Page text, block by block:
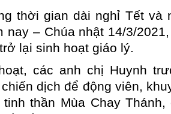
thời gian dài nghỉ Tết và
nay – Chúa nhật 14/3/
lại sinh hoạt giáo lý.
các anh chị Huynh
dịch để động viên,
thần Mùa Chay